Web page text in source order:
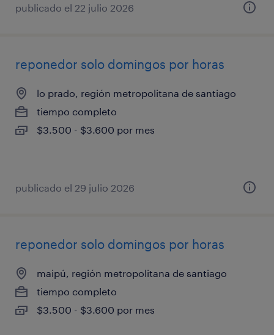
publicado el 22 julio 2026
reponedor solo domingos por horas
lo prado, región metropolitana de santiago
tiempo completo
$3.500 - $3.600 por mes
publicado el 29 julio 2026
reponedor solo domingos por horas
maipú, región metropolitana de santiago
tiempo completo
$3.500 - $3.600 por mes